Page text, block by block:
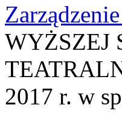
WYŻSZEJ
2017 r. w